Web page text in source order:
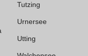
Tutzing
Urnersee
Utting